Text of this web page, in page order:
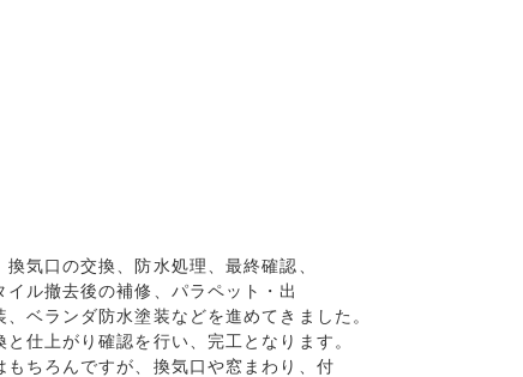
気口の交換、防水処理、最終確認、
ル撤去後の補修、パラペット・出
ベランダ防水塗装などを進めてきました。
仕上がり確認を行い、完工となります。
ちろんですが、換気口や窓まわり、付